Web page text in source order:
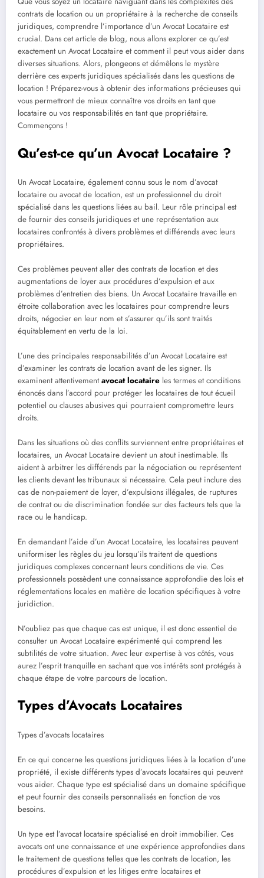
contrats de location ou un propriétaire à la recherche de conseils
juridiques, comprendre l’importance d’un Avocat Locataire est
crucial. Dans cet article de blog, nous allons explorer ce qu’est
exactement un Avocat Locataire et comment il peut vous aider dans
diverses situations. Alors, plongeons et démêlons le mystère
derrière ces experts juridiques spécialisés dans les questions de
location ! Préparez-vous à obtenir des informations précieuses qui
vous permettront de mieux connaître vos droits en tant que
locataire ou vos responsabilités en tant que propriétaire.
Commençons !
Qu’est-ce qu’un Avocat Locataire ?
Un Avocat Locataire, également connu sous le nom d’avocat
locataire ou avocat de location, est un professionnel du droit
spécialisé dans les questions liées au bail. Leur rôle principal est
de fournir des conseils juridiques et une représentation aux
locataires confrontés à divers problèmes et différends avec leurs
propriétaires.
Ces problèmes peuvent aller des contrats de location et des
augmentations de loyer aux procédures d’expulsion et aux
problèmes d’entretien des biens. Un Avocat Locataire travaille en
étroite collaboration avec les locataires pour comprendre leurs
droits, négocier en leur nom et s’assurer qu’ils sont traités
équitablement en vertu de la loi.
L’une des principales responsabilités d’un Avocat Locataire est
d’examiner les contrats de location avant de les signer. Ils
examinent attentivementavocat locataire les termes et conditions
énoncés dans l’accord pour protéger les locataires de tout écueil
potentiel ou clauses abusives qui pourraient compromettre leurs
droits.
Dans les situations où des conflits surviennent entre propriétaires et
locataires, un Avocat Locataire devient un atout inestimable. Ils
aident à arbitrer les différends par la négociation ou représentent
les clients devant les tribunaux si nécessaire. Cela peut inclure des
cas de non-paiement de loyer, d’expulsions illégales, de ruptures
de contrat ou de discrimination fondée sur des facteurs tels que la
race ou le handicap.
En demandant l’aide d’un Avocat Locataire, les locataires peuvent
uniformiser les règles du jeu lorsqu’ils traitent de questions
juridiques complexes concernant leurs conditions de vie. Ces
professionnels possèdent une connaissance approfondie des lois et
réglementations locales en matière de location spécifiques à votre
juridiction.
N’oubliez pas que chaque cas est unique, il est donc essentiel de
consulter un Avocat Locataire expérimenté qui comprend les
subtilités de votre situation. Avec leur expertise à vos côtés, vous
aurez l’esprit tranquille en sachant que vos intérêts sont protégés à
chaque étape de votre parcours de location.
Types d’Avocats Locataires
Types d’avocats locataires
En ce qui concerne les questions juridiques liées à la location d’une
propriété, il existe différents types d’avocats locataires qui peuvent
vous aider. Chaque type est spécialisé dans un domaine spécifique
et peut fournir des conseils personnalisés en fonction de vos
besoins.
Un type est l’avocat locataire spécialisé en droit immobilier. Ces
avocats ont une connaissance et une expérience approfondies dans
le traitement de questions telles que les contrats de location, les
procédures d’expulsion et les litiges entre locataires et